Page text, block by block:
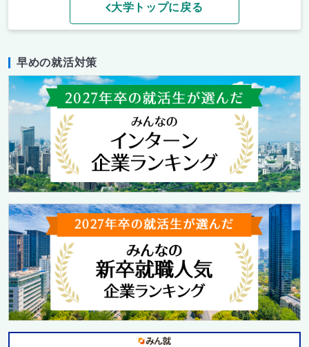
大学トップに戻る
早めの就活対策